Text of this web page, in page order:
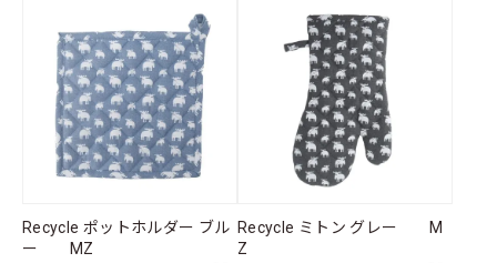
Recycle ポットホルダー ブル
ー MZ
Recycle ミトン グレー M
Z